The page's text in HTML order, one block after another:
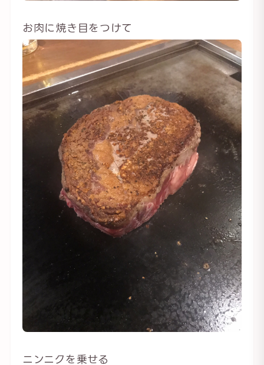
お肉に焼き目をつけて
ニンニクを乗せる